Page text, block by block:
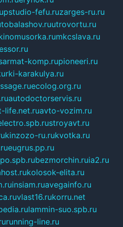
fefu.ruzarges-ru.ru
utrovortu.ru
mkcslava.ru
komp.rupioneeri.ru
karakulya.ru
ecolog.org.ru
autodoctorservis.ru
life.net.ruavto-vozim.ru
stroyavt.ru
kinzozo-ru.rukvotka.ru
eugrus.pp.ru
bezmorchin.ruia2.ru
kolosok-elita.ru
insiam.ruavegainfo.ru
vlast16.rukorru.net
lammin-suo.spb.ru
running-line.ru